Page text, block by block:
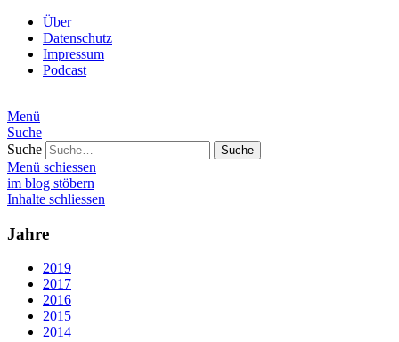
Über
Datenschutz
Impressum
Podcast
Menü
Suche
Suche
Menü schiessen
im blog stöbern
Inhalte schliessen
Jahre
2019
2017
2016
2015
2014